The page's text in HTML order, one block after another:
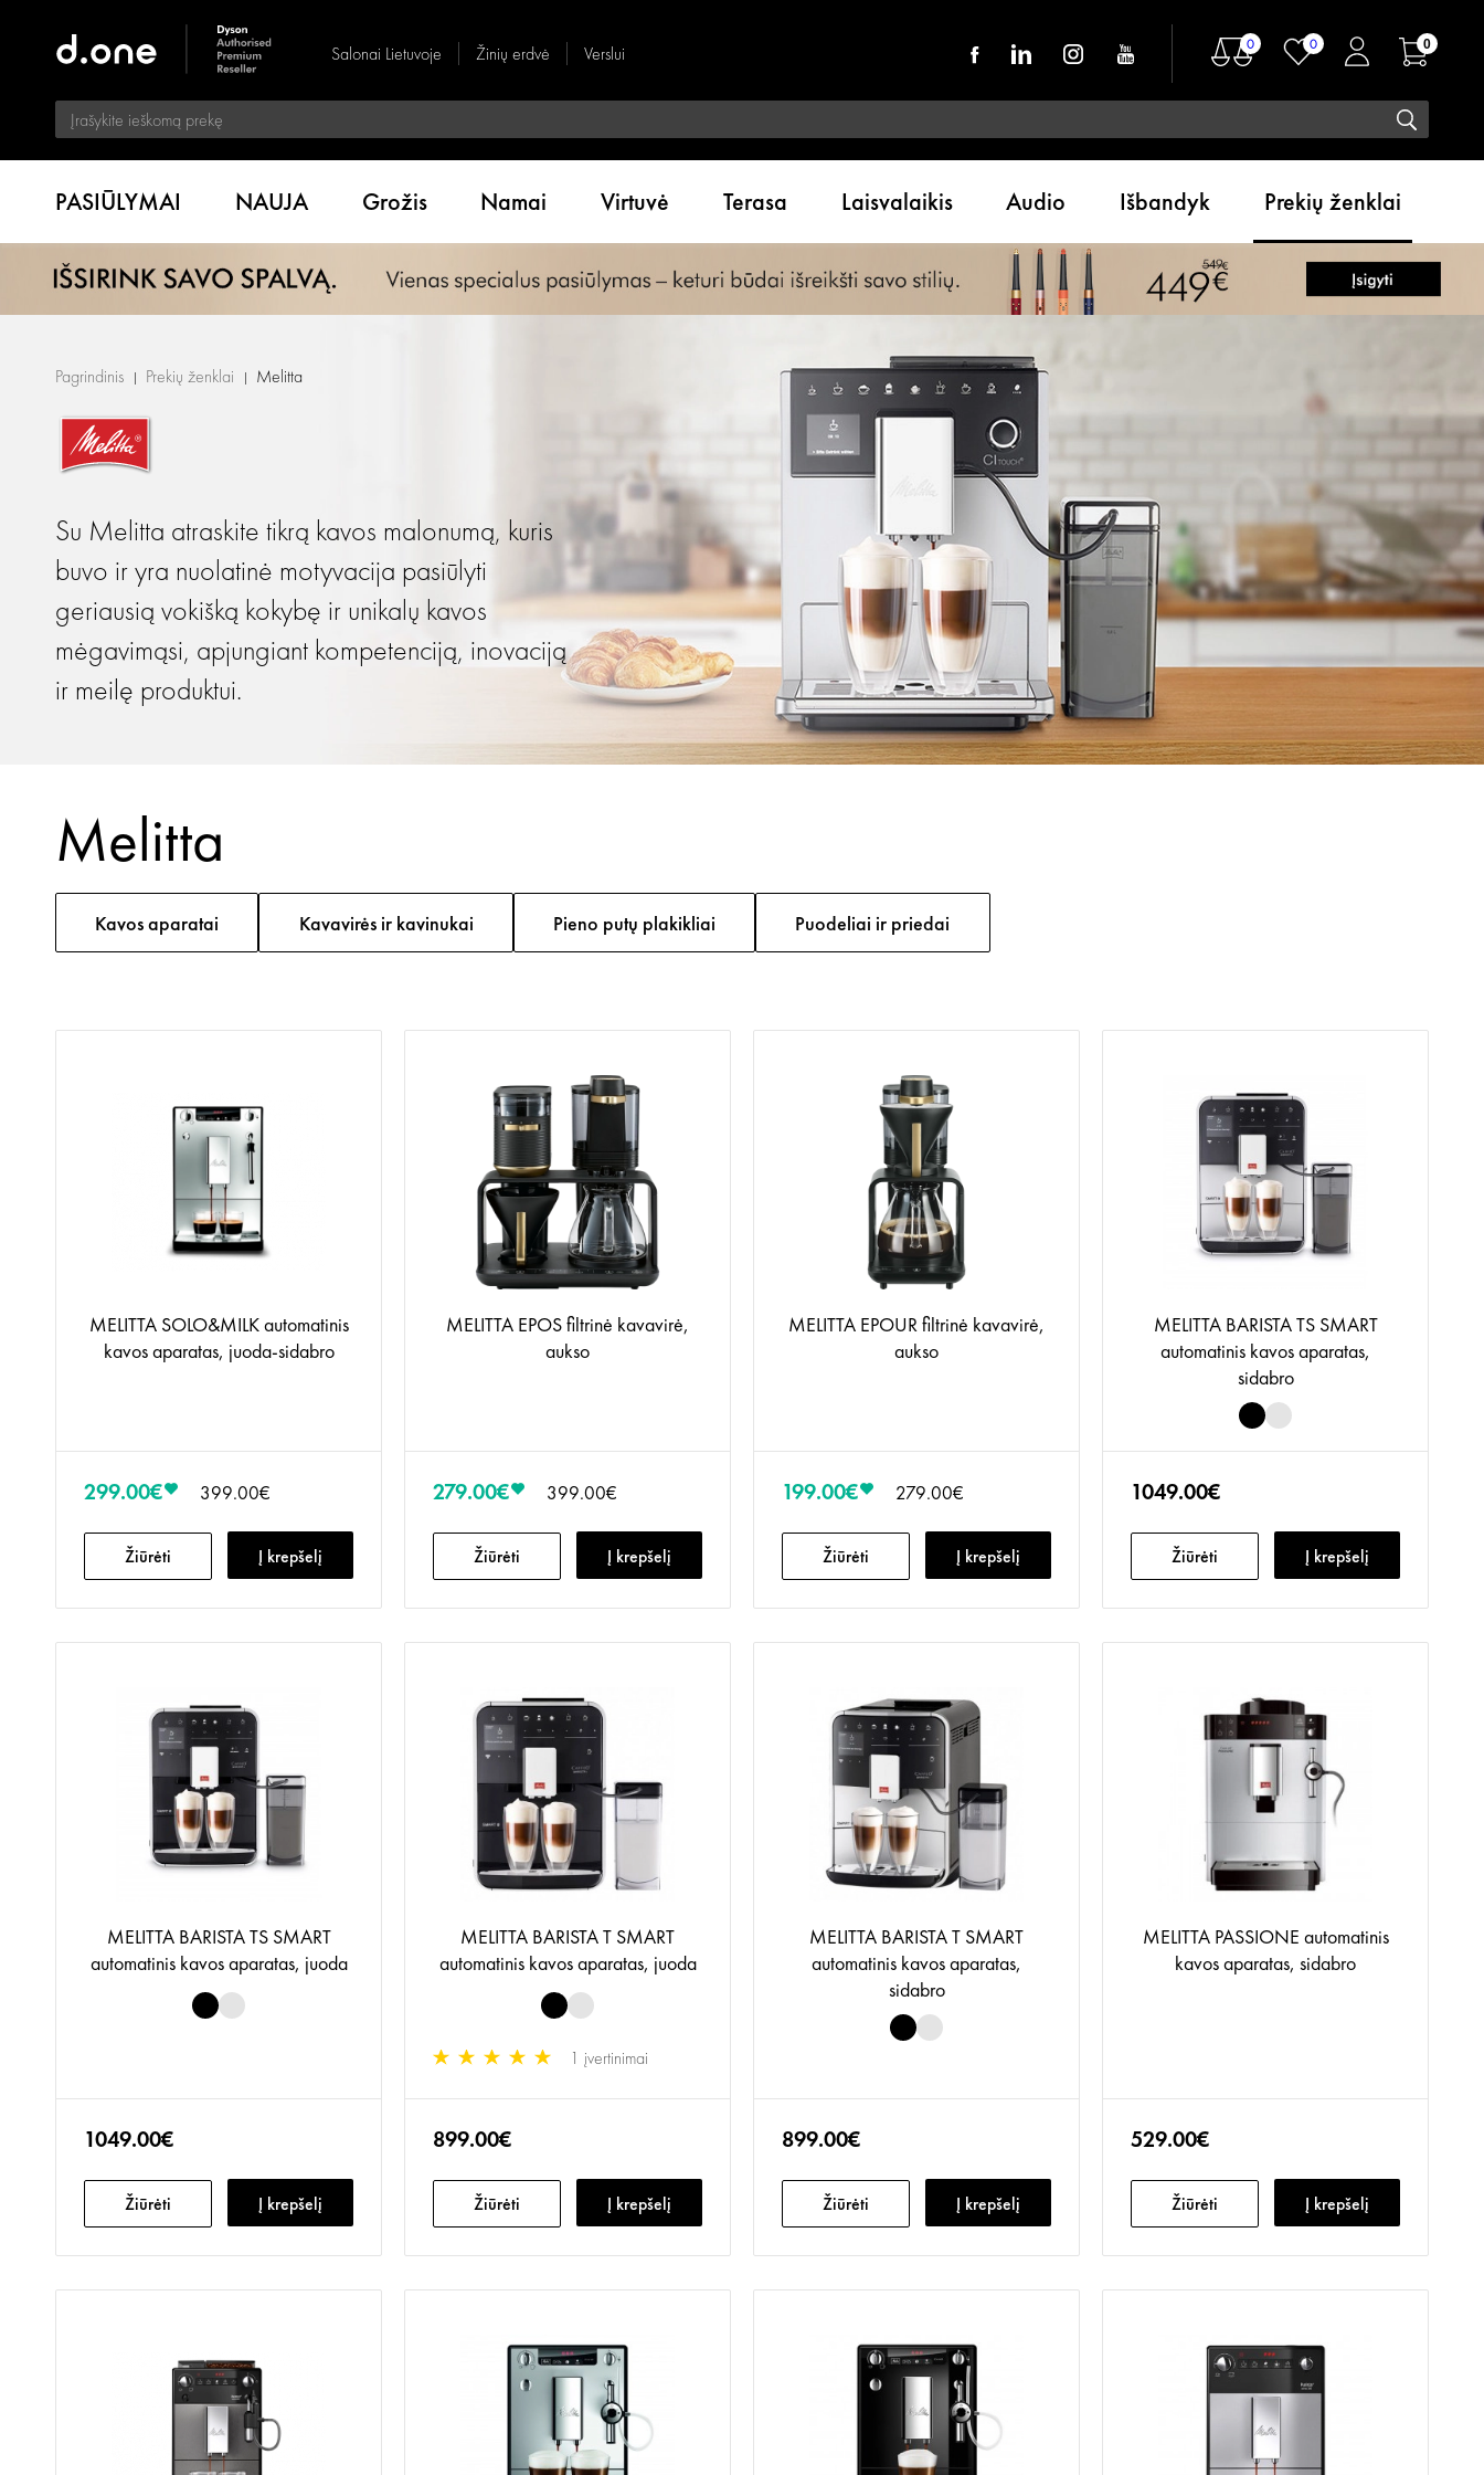
Salonai Lietuvoje Žinių erdvė Verslui 0 0 0
PASIŪLYMAI NAUJA Grožis Namai Virtuvė Terasa Laisvalaikis Audio Išbandyk Prekių ženklai
Pagrindinis Prekių ženklai Melitta
Su Melitta atraskite tikrą kavos malonumą, kuris
buvo ir yra nuolatinė motyvacija pasiūlyti
geriausią vokišką kokybę ir unikalų kavos
mėgavimąsi, apjungiant kompetenciją, inovaciją
ir meilę produktui.
Melitta
Kavos aparatai Kavavirės ir kavinukai Pieno putų plakikliai Puodeliai ir priedai
MELITTA SOLO&MILK automatinis
kavos aparatas, juoda-sidabro
299.00€ 399.00€
Žiūrėti Į krepšelį
MELITTA EPOS filtrinė kavavirė,
aukso
279.00€ 399.00€
Žiūrėti Į krepšelį
MELITTA EPOUR filtrinė kavavirė,
aukso
199.00€ 279.00€
Žiūrėti Į krepšelį
MELITTA BARISTA TS SMART
automatinis kavos aparatas,
sidabro
1049.00€
Žiūrėti Į krepšelį
MELITTA BARISTA TS SMART
automatinis kavos aparatas, juoda
1049.00€
Žiūrėti Į krepšelį
MELITTA BARISTA T SMART
automatinis kavos aparatas, juoda
1 įvertinimai
899.00€
Žiūrėti Į krepšelį
MELITTA BARISTA T SMART
automatinis kavos aparatas,
sidabro
899.00€
Žiūrėti Į krepšelį
MELITTA PASSIONE automatinis
kavos aparatas, sidabro
529.00€
Žiūrėti Į krepšelį